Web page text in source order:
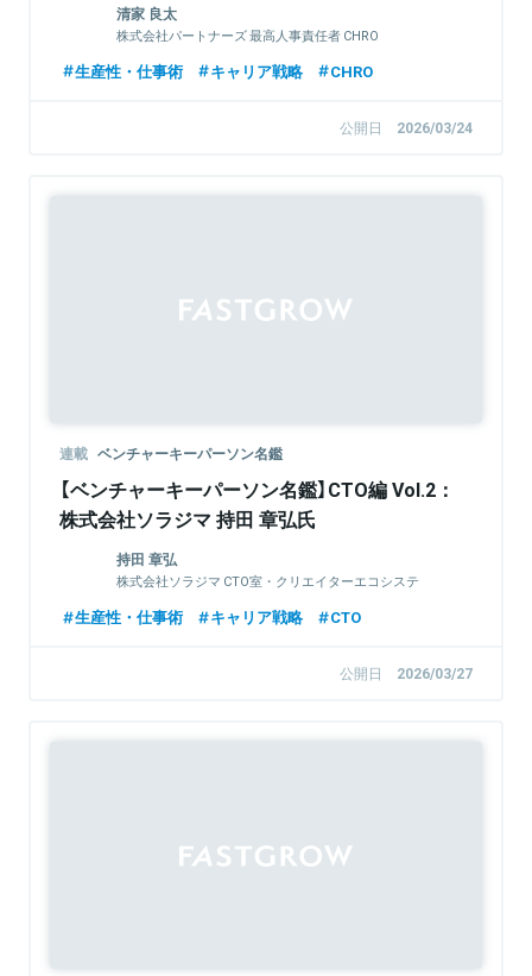
清家 良太
株式会社パートナーズ 最高人事責任者 CHRO
生産性・仕事術 キャリア戦略 CHRO
公開日 2026/03/24
連載 ベンチャーキーパーソン名鑑
【ベンチャーキーパーソン名鑑】CTO編 Vol.2：
株式会社ソラジマ 持田 章弘氏
持田 章弘
株式会社ソラジマ CTO室・クリエイターエコシステ
生産性・仕事術 キャリア戦略 CTO
公開日 2026/03/27